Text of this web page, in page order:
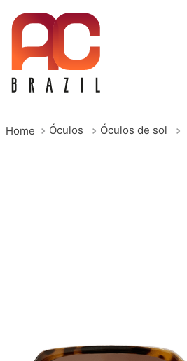
Óculos Óculos de sol